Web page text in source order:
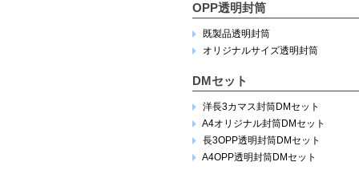
OPP透明封筒
既製品透明封筒
オリジナルサイズ透明封筒
DMセット
洋長3カマス封筒DMセット
A4オリジナル封筒DMセット
長3OPP透明封筒DMセット
A4OPP透明封筒DMセット